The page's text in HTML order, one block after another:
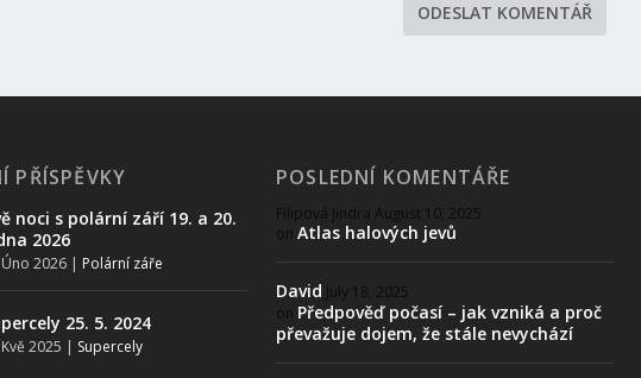
PŘÍSPĚVKY
noci s polární září 19. a 20.
2026
2026| Polární záře
25. 5. 2024
2025 | Supercely
POSLEDNÍ KOMENTÁŘE
Filipová Jindra August 10, 2025
on Atlas halových jevů
David July 18, 2025
on Předpověď počasí – jak vzniká a proč
převažuje dojem, že stále nevychází